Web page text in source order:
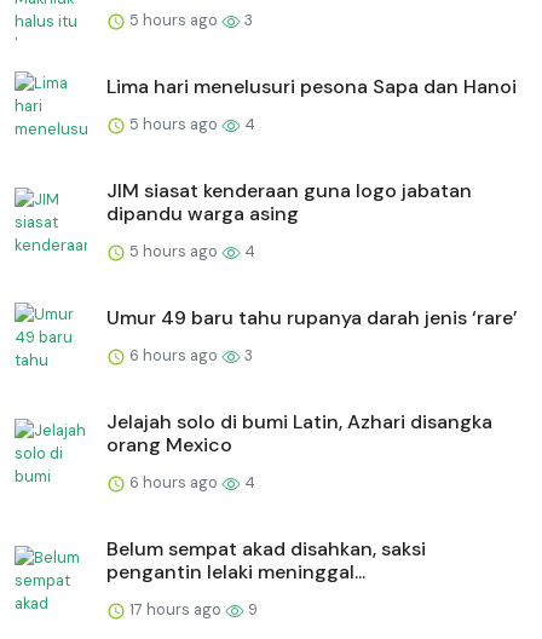
5 hours ago 3
Lima hari menelusuri pesona Sapa dan Hanoi
5 hours ago 4
JIM siasat kenderaan guna logo jabatan
dipandu warga asing
5 hours ago 4
Umur 49 baru tahu rupanya darah jenis ‘rare’
6 hours ago 3
Jelajah solo di bumi Latin, Azhari disangka
orang Mexico
6 hours ago 4
Belum sempat akad disahkan, saksi
pengantin lelaki meninggal...
17 hours ago 9